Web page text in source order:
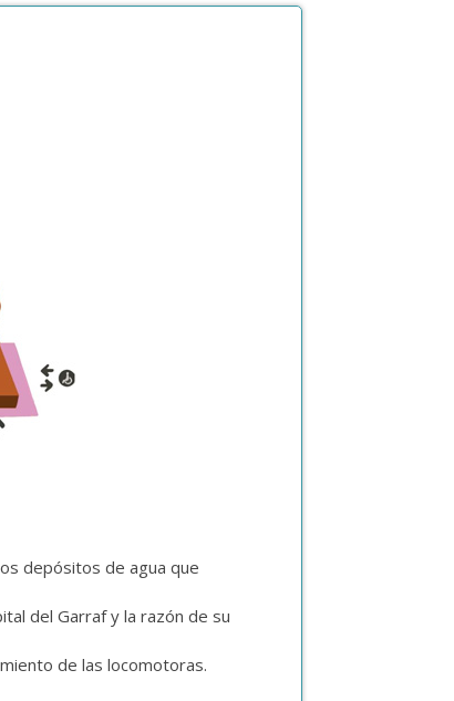
depósitos de agua que
del Garraf y la razón de su
de las locomotoras.